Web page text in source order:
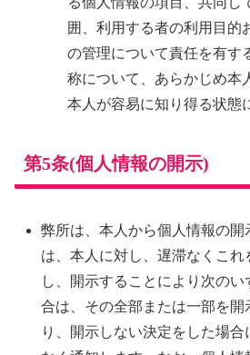
囲、利用する者の利用目的
の管理について責任を有す
称について、あらかじめ本
本人が容易に知り得る状態
第5条(個人情報の開示)
弊所は、本人から個人情報の開
は、本人に対し、遅滞なくこ
し、開示することにより次の
合は、その全部または一部を開
り、開示しない決定をした場